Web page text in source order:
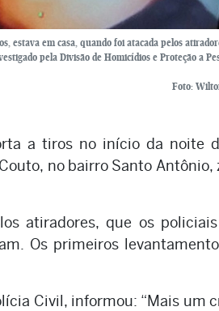
estava em casa, quando foi atacada pelos
pela Divisão de Homicídios e Proteção a
Foto:
a tiros no início da noite
no bairro Santo Antônio,
atiradores, que os
Os primeiros
Civil, informou: “Mais um